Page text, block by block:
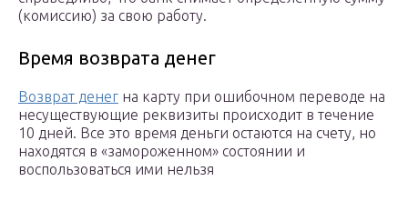
(комиссию) за свою работу.
Время возврата денег
Возврат денег на карту при ошибочном переводе на
несуществующие реквизиты происходит в течение
10 дней. Все это время деньги остаются на счету, но
находятся в «замороженном» состоянии и
воспользоваться ими нельзя